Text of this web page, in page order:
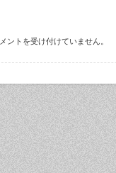
ントを受け付けていません。